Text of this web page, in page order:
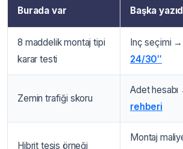
Burada var Başka
8 maddelik montaj tipi
karar testi
Inç seçimi →
24/30″
Zemin trafiği skoru
Adet hesabı
rehberi
Hibrit tesis örneği
Montaj